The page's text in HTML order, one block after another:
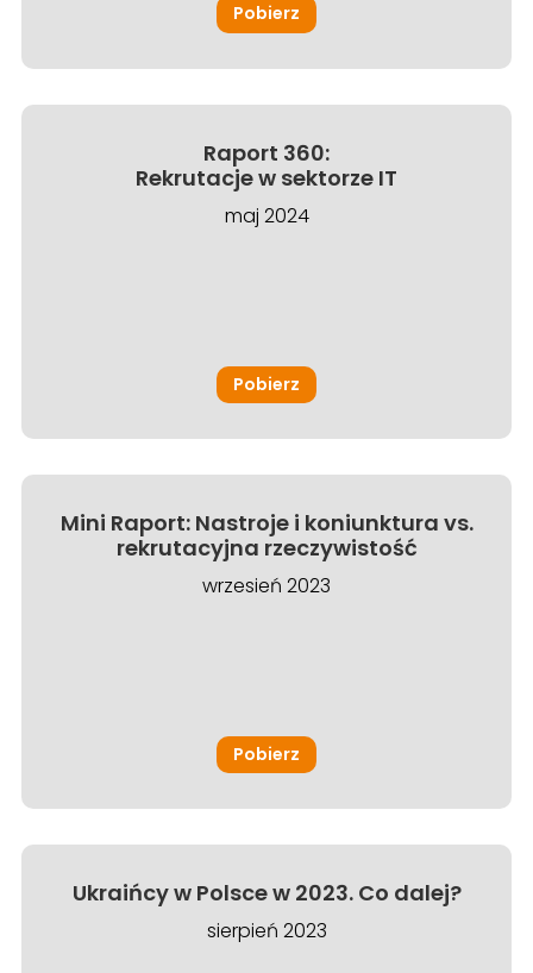
Pobierz
Raport 360:
Rekrutacje w sektorze IT
maj 2024
Pobierz
Mini Raport: Nastroje i koniunktura vs.
rekrutacyjna rzeczywistość
wrzesień 2023
Pobierz
Ukraińcy w Polsce w 2023. Co dalej?
sierpień 2023